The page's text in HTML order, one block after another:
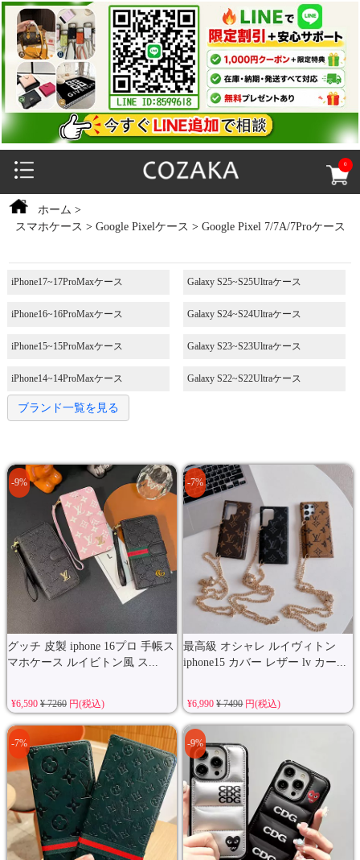
0
ホーム >
スマホケース >Google Pixelケース >Google Pixel 7/7A/7Proケース
iPhone17~17ProMaxケース Galaxy S25~S25Ultraケース
iPhone16~16ProMaxケース Galaxy S24~S24Ultraケース
iPhone15~15ProMaxケース Galaxy S23~S23Ultraケース
iPhone14~14ProMaxケース Galaxy S22~S22Ultraケース
ブランド一覧を見る
グッチ 皮製 iphone 16プロ 手帳ス
マホケース ルイビトン風 ス...
-9%
¥6,590 ¥ 7260円(税込)
最高級 オシャレ ルイヴィトン
iphone15 カバー レザー lv カー...
-7%
¥6,990¥ 7490円(税込)
-7% -9%